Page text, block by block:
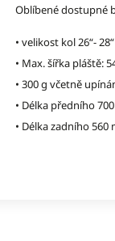
Oblíbené dostupné
• velikost kol 26“- 28“
• Max. šířka pláště:
• 300 g včetně
• Délka předního
• Délka zadního 560